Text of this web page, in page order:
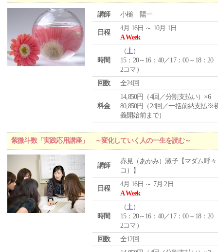
講師 小槌 陽一
日程
4月 16日 ～ 10月 1日
A Week
時間
（土）
15：20～16：40／17：00～18：20
2コマ）
回数
全24回
料金
14,850円（4回／分割支払い）×6
80,850円（24回／一括前納支払※
義開始前まで）
紫微斗数「実践応用講座」 ～変化していく人の一生を読む～
講師
赤見（あかみ）淑子【マダム呼々
コ）】
日程
4月 16日 ～ 7月 2日
A Week
時間
（土）
15：20～16：40／17：00～18：20
2コマ）
回数
全12回